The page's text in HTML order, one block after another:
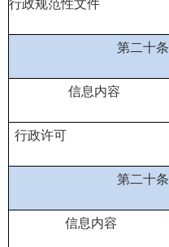
行政规范性文件
第二十条
信息内容
行政许可
第二十条
信息内容